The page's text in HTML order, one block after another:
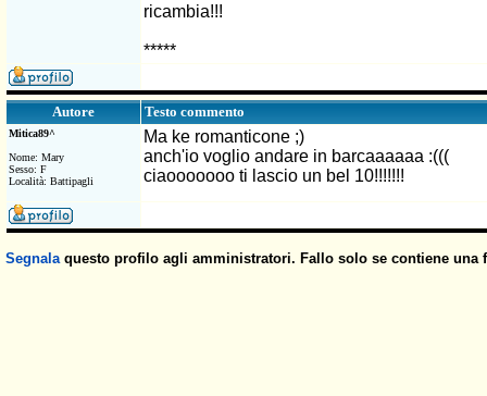
ricambia!!!
*****
Autore Testo commento
Mitica89^
Nome: Mary
Sesso: F
Località: Battipagli
Ma ke romanticone ;)
anch'io voglio andare in barcaaaaaa :(((
ciaooooooo ti lascio un bel 10!!!!!!!
Segnalaquesto profilo agli amministratori. Fallo solo se contiene una